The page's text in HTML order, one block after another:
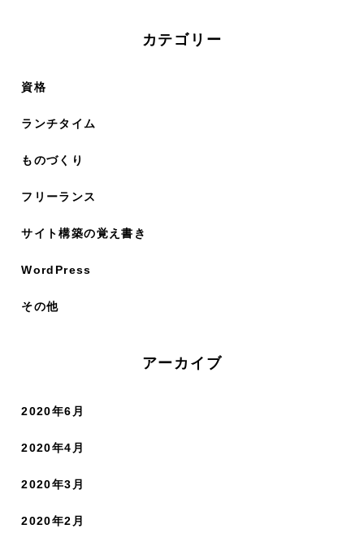
カテゴリー
資格
ランチタイム
ものづくり
フリーランス
サイト構築の覚え書き
WordPress
その他
アーカイブ
2020年6月
2020年4月
2020年3月
2020年2月